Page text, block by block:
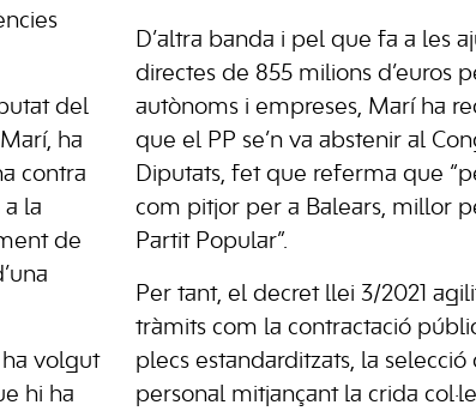
del
ha
contra
la
de
ha volgut
hi ha
D’altra banda i pel que fa a les
directes de 855 milions d’euros
autònoms i empreses, Marí ha
que el PP se’n va abstenir al
Diputats, fet que referma que
com pitjor per a Balears, millor
Partit Popular”.
Per tant, el decret llei 3/2021
tràmits com la contractació
plecs estandarditzats, la selecció
personal mitjançant la crida